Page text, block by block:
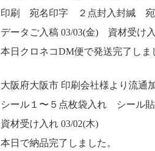
印刷 宛名印字 ２点封入封緘
データご入稿 03/03(金) 資材受け
本日クロネコDM便で発送完了しま
大阪府大阪市 印刷会社様より流通
シール１〜５点枚袋入れ シール
資材受け入れ 03/02(木)
本日で納品完了しました。